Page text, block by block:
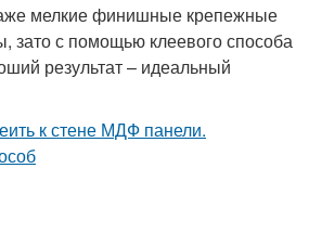
мелкие финишные крепежные
зато с помощью клеевого способа
результат – идеальный